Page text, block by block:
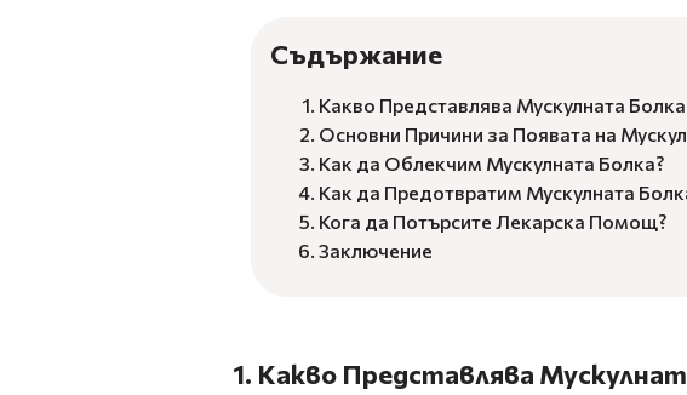
Съдържание
Какво Представлява Мускулната
Основни Причини за Появата на
Как да Облекчим Мускулната Болка?
Как да Предотвратим Мускулната
Кога да Потърсите Лекарска Помощ?
Заключение
1. Какво Представлява